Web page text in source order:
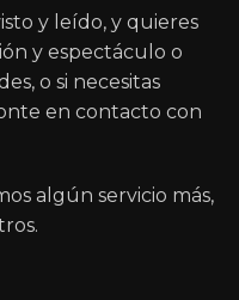
y leído, y quieres
y espectáculo o
o si necesitas
en contacto con
algún servicio más,